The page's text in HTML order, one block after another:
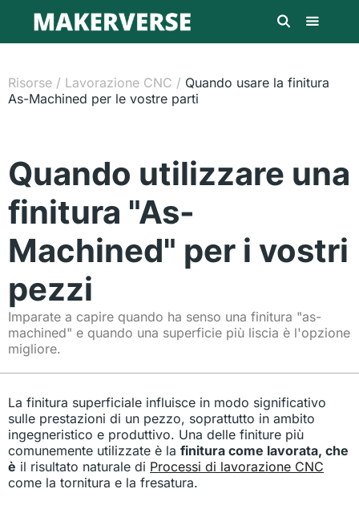
Risorse / Lavorazione CNC / Quando usare la finitura
As-Machined per le vostre parti
Quando utilizzare una
finitura "As-
Machined" per i vostri
pezzi
Imparate a capire quando ha senso una finitura "as-
machined" e quando una superficie più liscia è l'opzione
migliore.
La finitura superficiale influisce in modo significativo
sulle prestazioni di un pezzo, soprattutto in ambito
ingegneristico e produttivo. Una delle finiture più
comunemente utilizzate è la finitura come lavorata, che
è il risultato naturale di Processi di lavorazione CNC
come la tornitura e la fresatura.